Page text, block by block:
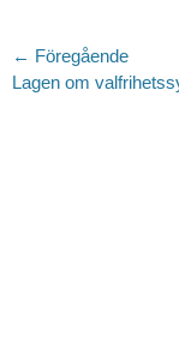
← Föregående
Föregående
Lagen om